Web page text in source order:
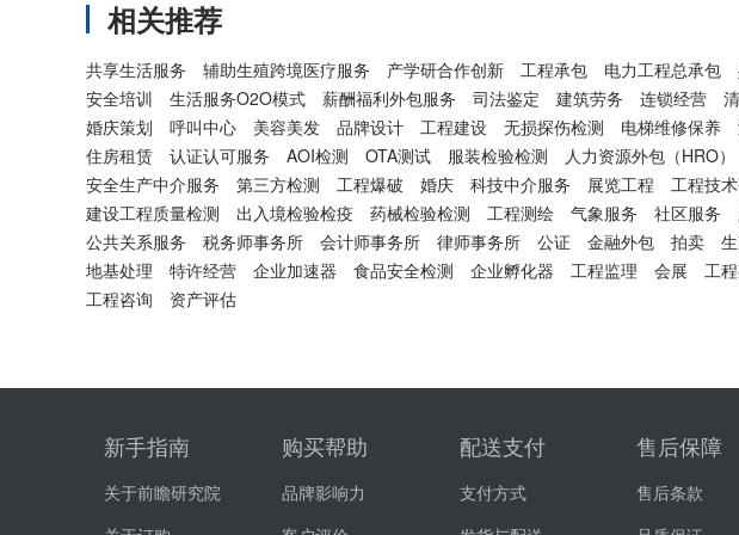
相关推荐
共享生活服务 辅助生殖跨境医疗服务 产学研合作创新 工程承包 电力工程总承包
安全培训
生活服务O2O模式 薪酬福利外包服务 司法鉴定 建筑劳务 连锁经营
婚庆策划
呼叫中心 美容美发 品牌设计 工程建设 无损探伤检测 电梯维修保养
住房租赁
认证认可服务 AOI检测 OTA测试 服装检验检测 人力资源外包（HRO）
安全生产中介服务
第三方检测 工程爆破 婚庆 科技中介服务 展览工程 工程技
建设工程质量检测
出入境检验检疫 药械检验检测 工程测绘 气象服务 社区服务
公共关系服务
税务师事务所 会计师事务所 律师事务所 公证 金融外包 拍卖
地基处理
特许经营 企业加速器 食品安全检测 企业孵化器 工程监理 会展 工
工程咨询
资产评估
新手指南
关于前瞻研究院
购买帮助
品牌影响力
配送支付
支付方式
售后保障
售后条款